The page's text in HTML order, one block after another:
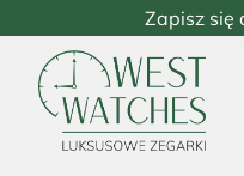
Zapisz się